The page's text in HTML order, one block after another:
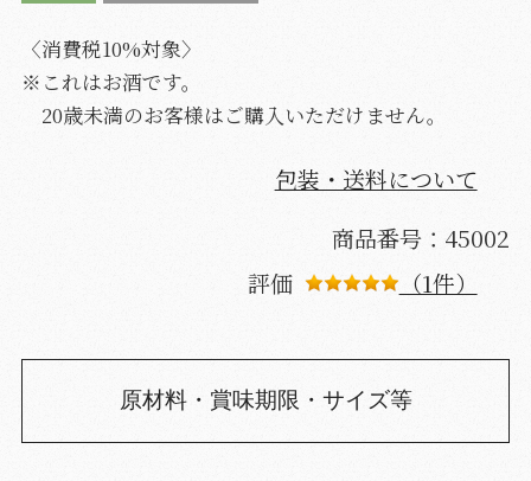
〈消費税10%対象〉
※これはお酒です。
20歳未満のお客様はご購入いただけません。
包装・送料について
商品番号：45002
評価
（1件）
原材料・賞味期限・サイズ等